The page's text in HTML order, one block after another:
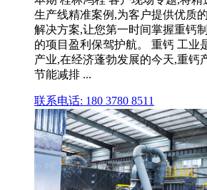
生产线精准案例,为客户提供优质
解决方案,让您第一时间掌握重钙
的项目盈利保驾护航。 重钙 工业
产业,在经济蓬勃发展的今天,重钙
节能减排 ...
联系电话: 180 3780 8511